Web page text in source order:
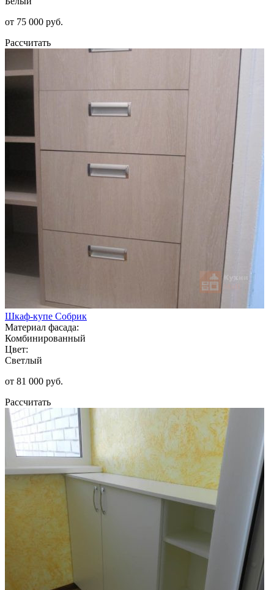
от 75 000 руб.
Рассчитать
Шкаф-купе Собрик
Материал фасада:
Комбинированный
Цвет:
Светлый
от 81 000 руб.
Рассчитать